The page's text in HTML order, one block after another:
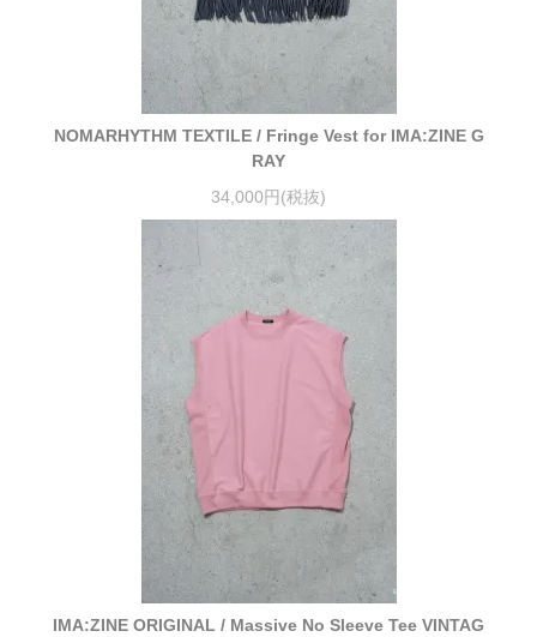
NOMARHYTHM TEXTILE / Fringe Vest for IMA:ZINE G
RAY
34,000円(税抜)
IMA:ZINE ORIGINAL / Massive No Sleeve Tee VINTAG